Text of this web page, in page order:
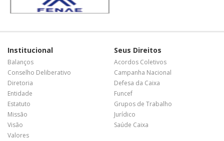
Institucional
Balanços
Conselho Deliberativo
Diretoria
Entidade
Estatuto
Missão
Visão
Valores
Seus Direitos
Acordos Coletivos
Campanha Nacional
Defesa da Caixa
Funcef
Grupos de Trabalho
Jurídico
Saúde Caixa